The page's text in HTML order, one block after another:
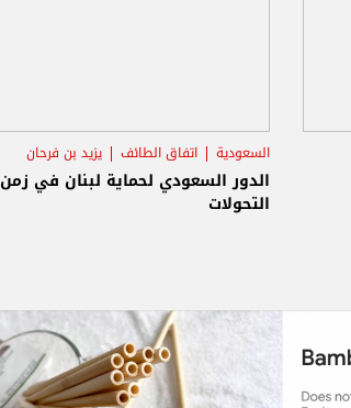
السعودية اتفاق الطائف يزيد بن فرحان
الدور السعودي لحماية لبنان في زمن
التحولات